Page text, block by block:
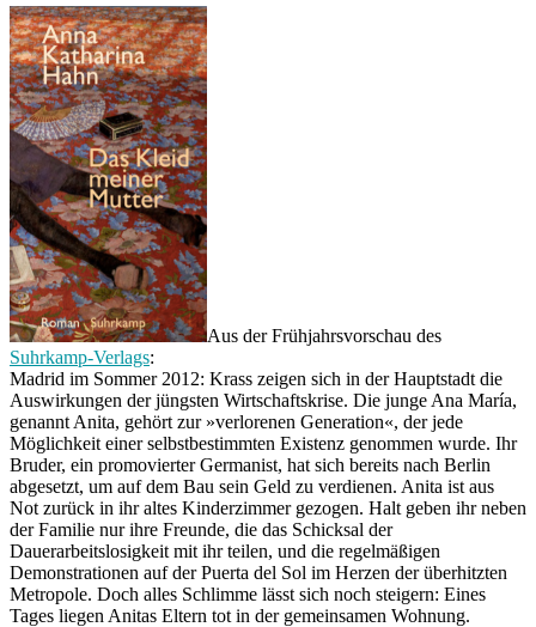
Aus der Frühjahrsvorschau des
Suhrkamp-Verlags:
Madrid im Sommer 2012: Krass zeigen sich in der Hauptstadt die
Auswirkungen der jüngsten Wirtschaftskrise. Die junge Ana María,
genannt Anita, gehört zur »verlorenen Generation«, der jede
Möglichkeit einer selbstbestimmten Existenz genommen wurde. Ihr
Bruder, ein promovierter Germanist, hat sich bereits nach Berlin
abgesetzt, um auf dem Bau sein Geld zu verdienen. Anita ist aus
Not zurück in ihr altes Kinderzimmer gezogen. Halt geben ihr neben
der Familie nur ihre Freunde, die das Schicksal der
Dauerarbeitslosigkeit mit ihr teilen, und die regelmäßigen
Demonstrationen auf der Puerta del Sol im Herzen der überhitzten
Metropole. Doch alles Schlimme lässt sich noch steigern: Eines
Tages liegen Anitas Eltern tot in der gemeinsamen Wohnung.